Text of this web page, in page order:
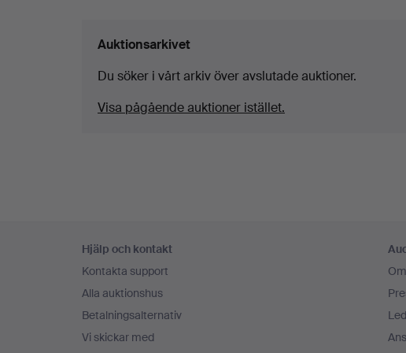
Auktionsarkivet
Du söker i vårt arkiv över avslutade auktioner.
Visa pågående auktioner istället.
Hjälp och kontakt
Kontakta support
Alla auktionshus
Betalningsalternativ
Vi skickar med